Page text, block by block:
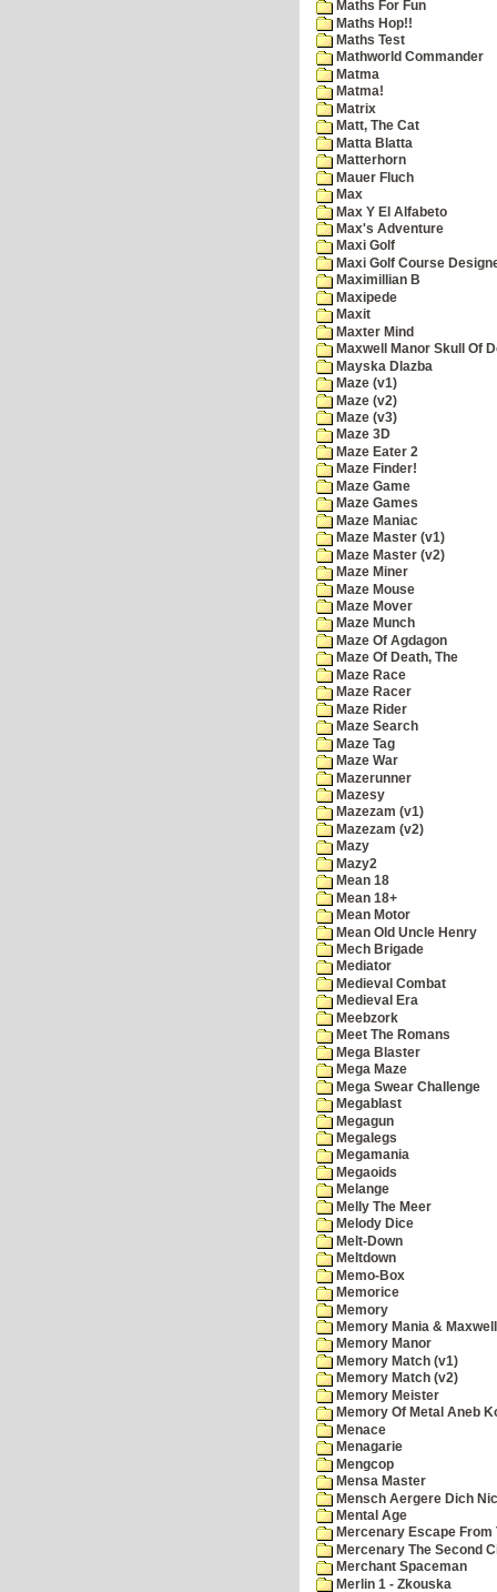
Maths For Fun
Maths Hop!!
Maths Test
Mathworld Commander
Matma
Matma!
Matrix
Matt, The Cat
Matta Blatta
Matterhorn
Mauer Fluch
Max
Max Y El Alfabeto
Max's Adventure
Maxi Golf
Maxi Golf Course
Maximillian B
Maxipede
Maxit
Maxter Mind
Maxwell Manor Skull Of
Mayska Dlazba
Maze (v1)
Maze (v2)
Maze (v3)
Maze 3D
Maze Eater 2
Maze Finder!
Maze Game
Maze Games
Maze Maniac
Maze Master (v1)
Maze Master (v2)
Maze Miner
Maze Mouse
Maze Mover
Maze Munch
Maze Of Agdagon
Maze Of Death, The
Maze Race
Maze Racer
Maze Rider
Maze Search
Maze Tag
Maze War
Mazerunner
Mazesy
Mazezam (v1)
Mazezam (v2)
Mazy
Mazy2
Mean 18
Mean 18+
Mean Motor
Mean Old Uncle Henry
Mech Brigade
Mediator
Medieval Combat
Medieval Era
Meebzork
Meet The Romans
Mega Blaster
Mega Maze
Mega Swear Challenge
Megablast
Megagun
Megalegs
Megamania
Megaoids
Melange
Melly The Meer
Melody Dice
Melt-Down
Meltdown
Memo-Box
Memorice
Memory
Memory Mania &
Memory Manor
Memory Match (v1)
Memory Match (v2)
Memory Meister
Memory Of Metal Aneb
Menace
Menagarie
Mengcop
Mensa Master
Mensch Aergere Dich
Mental Age
Mercenary Escape From
Mercenary The Second
Merchant Spaceman
Merlin 1 - Zkouska